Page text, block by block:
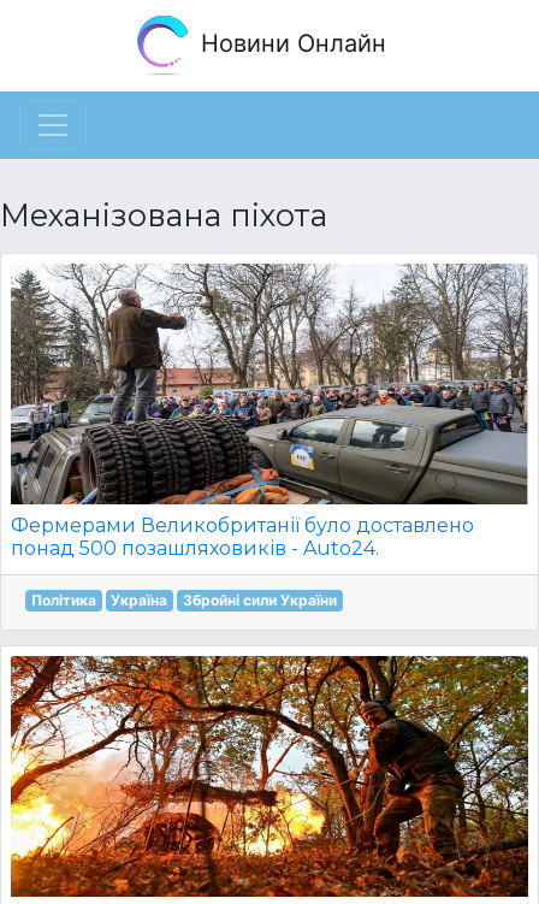
Новини Онлайн
Механізована піхота
Фермерами Великобританії було доставлено
понад 500 позашляховиків - Auto24.
Політика Україна Збройні сили України